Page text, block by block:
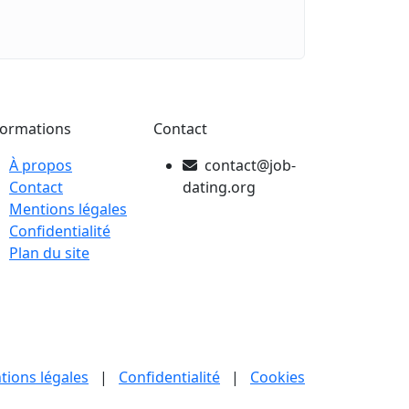
À propos
Contact
Mentions légales
Confidentialité
Plan du site
Contact
contact@job-
dating.org
légales | Confidentialité | Cookies